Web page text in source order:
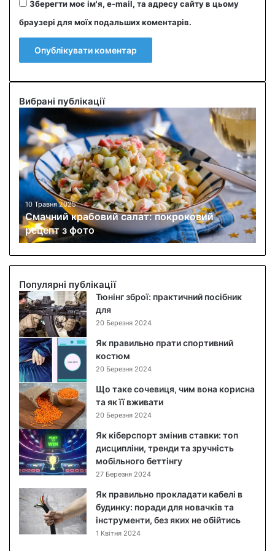
Зберегти моє ім'я, e-mail, та адресу сайту в цьому
браузері для моїх подальших коментарів.
Вибрані публікації
С
м
ч
н
и
й
к
р
а
б
о
в
и
й
с
а
л
а
т
:
п
о
к
р
о
к
о
в
и
й
р
е
10 Травня 2025
Смачний крабовий салат: покроковий
рецепт з фото
Популярні публікації
Тюнінг зброї: практичний посібник
для
20 Березня 2024
Як правильно прати спортивний
костюм
20 Березня 2024
Що таке сочевиця, чим вона корисна
та як її вживати
20 Березня 2024
Як кіберспорт змінив ставки: топ
дисципліни, тренди та зручність
мобільного беттінгу
27 Березня 2024
Як правильно прокладати кабелі в
будинку: поради для новачків та
інструменти, без яких не обійтись
1 Квітня 2024